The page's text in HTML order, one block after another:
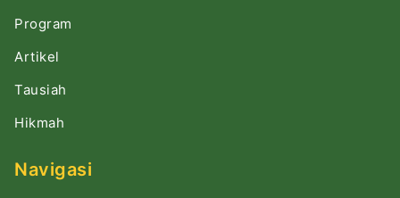
Program
Artikel
Tausiah
Hikmah
Navigasi